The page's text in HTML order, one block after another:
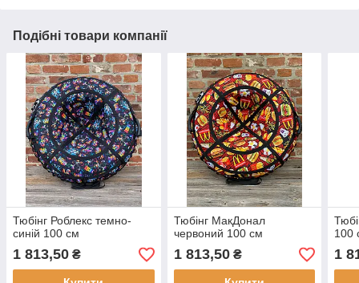
Подібні товари компанії
Тюбінг Роблекс темно-
синій 100 см
1 813,50 ₴
Тюбінг МакДонал
червоний 100 см
1 813,50₴
100
1